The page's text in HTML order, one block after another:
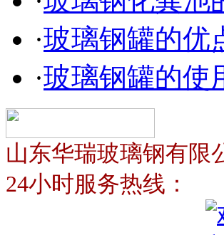
·玻璃钢罐的优
·玻璃钢罐的使
山东华瑞玻璃钢有限
24小时服务热线：